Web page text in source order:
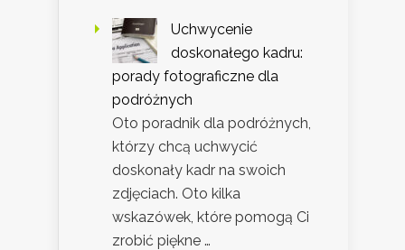
Uchwycenie
doskonałego kadru:
porady fotograficzne dla
podróżnych
Oto poradnik dla podróżnych,
którzy chcą uchwycić
doskonały kadr na swoich
zdjęciach. Oto kilka
wskazówek, które pomogą Ci
zrobić piękne …